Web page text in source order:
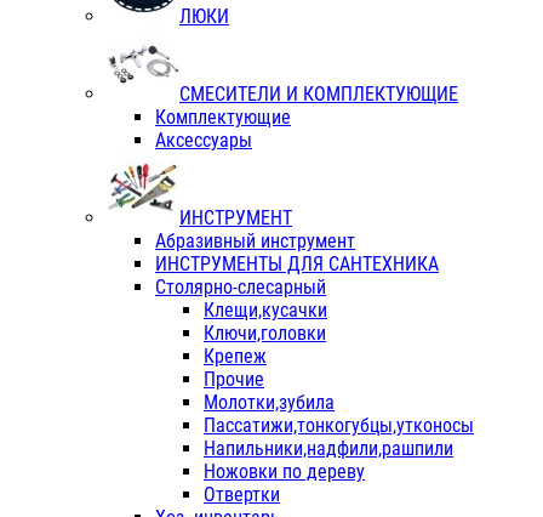
ЛЮКИ
СМЕСИТЕЛИ И КОМПЛЕКТУЮЩИЕ
Комплектующие
Аксессуары
ИНСТРУМЕНТ
Абразивный инструмент
ИНСТРУМЕНТЫ ДЛЯ САНТЕХНИКА
Столярно-слесарный
Клещи,кусачки
Ключи,головки
Крепеж
Прочие
Молотки,зубила
Пассатижи,тонкогубцы,утконосы
Напильники,надфили,рашпили
Ножовки по дереву
Отвертки